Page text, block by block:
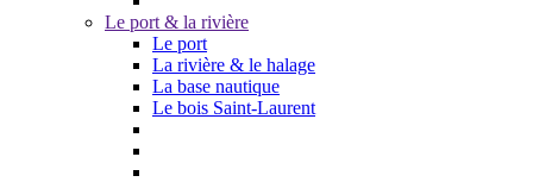
Le port & la rivière
Le port
La rivière & le halage
La base nautique
Le bois Saint-Laurent